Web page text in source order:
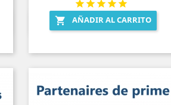
 AÑADIR AL CARRITO
Vista rápida